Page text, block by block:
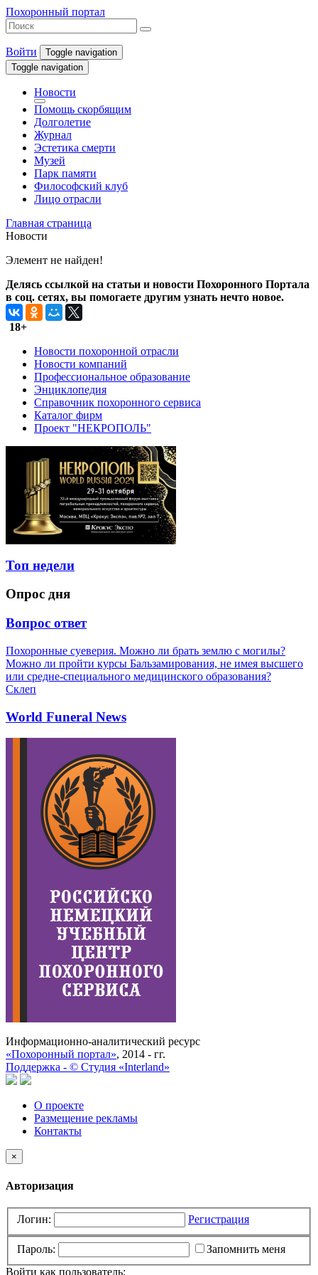
Похоронный портал
Войти
Toggle navigation
Toggle navigation
Новости
Помощь скорбящим
Долголетие
Журнал
Эстетика смерти
Музей
Парк памяти
Философский клуб
Лицо отрасли
Главная страница
Новости
Элемент не найден!
Делясь ссылкой на статьи и новости Похоронного Портала
в соц. сетях, вы помогаете другим узнать нечто новое.
18+
Новости похоронной отрасли
Новости компаний
Профессиональное образование
Энциклопедия
Справочник похоронного сервиса
Каталог фирм
Проект "НЕКРОПОЛЬ"
Топ недели
Опрос дня
Вопрос ответ
Похоронные суеверия. Можно ли брать землю с могилы?
Можно ли пройти курсы Бальзамирования, не имея высшего
или средне-специального медицинского образования?
Склеп
World Funeral News
Информационно-аналитический ресурс
«Похоронный портал», 2014 - гг.
Поддержка - © Cтудия «Interland»
О проекте
Размещение рекламы
Контакты
×
Авторизация
Логин: Регистрация
Пароль:
Запомнить меня
Войти как пользователь: